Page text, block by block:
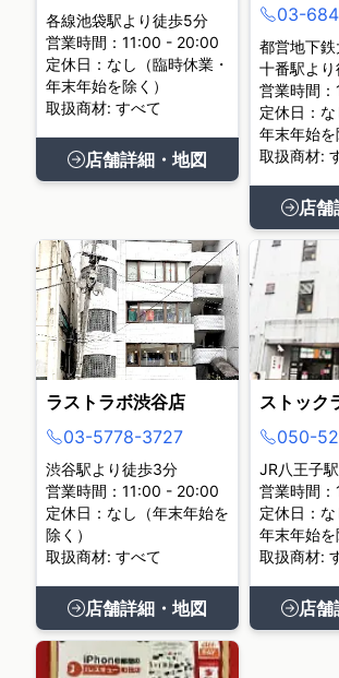
各線池袋駅より徒歩5分
営業時間：11:00 - 20:00
定休日：なし（臨時休業・
年末年始を除く）
取扱商材: すべて
店舗詳細・地図
03-
都営地下
十番駅よ
営業時間
定休日：な
年末年始を
取扱商材:
店舗
ラストラボ渋谷店
03-5778-3727
渋谷駅より徒歩3分
営業時間：11:00 - 20:00
定休日：なし（年末年始を
除く）
取扱商材: すべて
店舗詳細・地図
ストック
050-
JR八王子
営業時間
定休日：な
年末年始を
取扱商材:
店舗